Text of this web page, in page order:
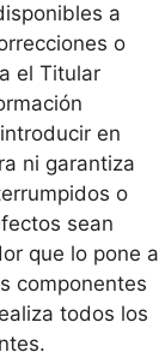
a
o
el Titular
en
ni garantiza
o
sean
que lo pone a
componentes
todos los